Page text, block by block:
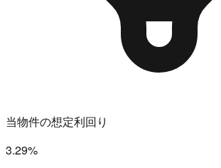
当物件の想定利回り
3.29%